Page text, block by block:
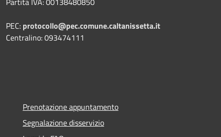
PEC: protocollo@pec.comune.caltanissetta.it
Centralino: 093474111
Prenotazione appuntamento
Segnalazione disservizio